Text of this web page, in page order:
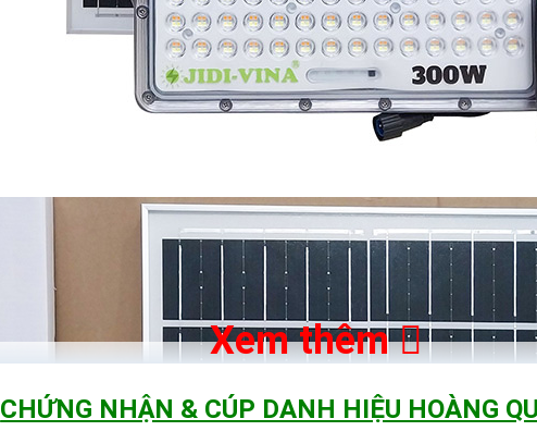
Xem thêm
CHỨNG NHẬN & CÚP DANH HIỆU HOÀNG